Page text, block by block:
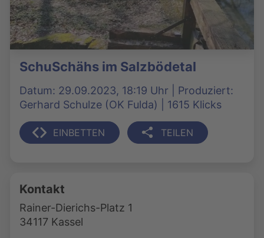
SchuSchähs im Salzbödetal
Datum: 29.09.2023, 18:19 Uhr | Produziert:
Gerhard Schulze (OK Fulda) | 1615 Klicks
EINBETTEN TEILEN
Kontakt
Rainer-Dierichs-Platz 1
34117 Kassel